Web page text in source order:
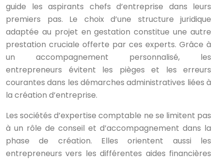
guide les aspirants chefs d’entreprise dans leurs
premiers pas. Le choix d’une structure juridique
adaptée au projet en gestation constitue une autre
prestation cruciale offerte par ces experts. Grâce à
un accompagnement personnalisé, les
entrepreneurs évitent les pièges et les erreurs
courantes dans les démarches administratives liées à
la création d’entreprise.
Les sociétés d’expertise comptable ne se limitent pas
à un rôle de conseil et d’accompagnement dans la
phase de création. Elles orientent aussi les
entrepreneurs vers les différentes aides financières